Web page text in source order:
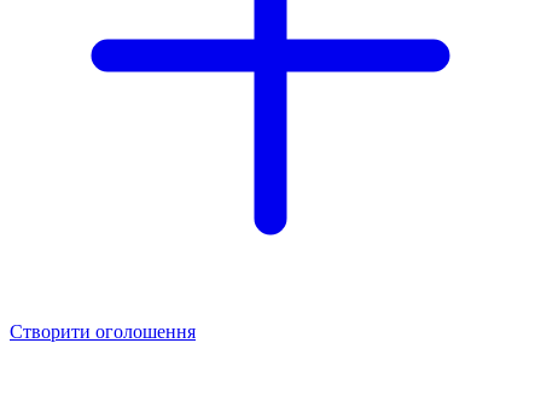
Створити оголошення